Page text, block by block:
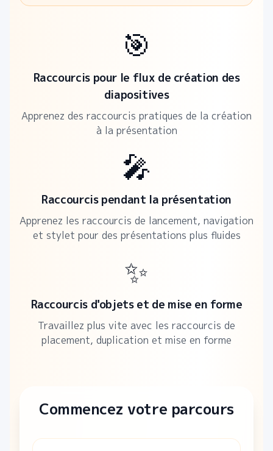
🎯
Raccourcis pour le flux de création des
diapositives
Apprenez des raccourcis pratiques de la création
à la présentation
🎤
Raccourcis pendant la présentation
Apprenez les raccourcis de lancement, navigation
et stylet pour des présentations plus fluides
✨
Raccourcis d'objets et de mise en forme
Travaillez plus vite avec les raccourcis de
placement, duplication et mise en forme
Commencez votre parcours